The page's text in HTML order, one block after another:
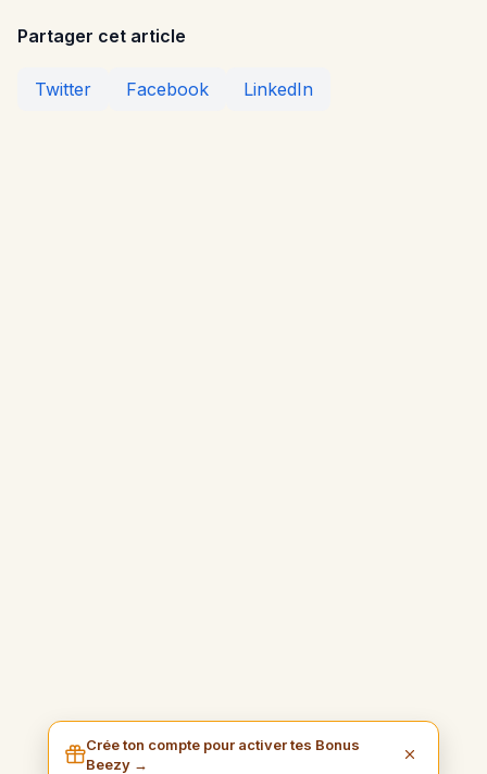
Partager cet article
Twitter Facebook LinkedIn
Crée ton compte pour activer tes Bonus
Beezy →